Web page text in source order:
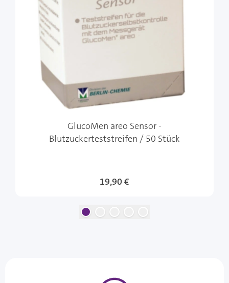
GlucoMen areo Sensor -
Blutzuckerteststreifen / 50 Stück
19,90 €